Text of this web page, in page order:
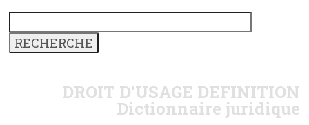
DROIT D'USAGE DEFINITION
Dictionnaire juridique